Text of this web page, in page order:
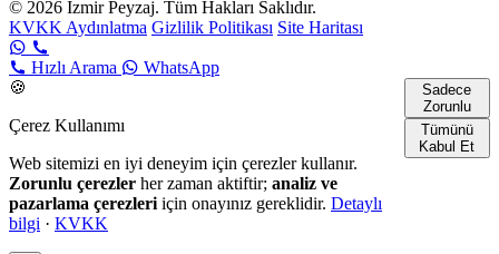
© 2026 İzmir Peyzaj. Tüm Hakları Saklıdır.
KVKK Aydınlatma Gizlilik Politikası Site Haritası
Hızlı Arama
WhatsApp
🍪
Çerez Kullanımı
Web sitemizi en iyi deneyim için çerezler kullanır.
Zorunlu çerezler her zaman aktiftir; analiz ve
pazarlama çerezleri için onayınız gereklidir. Detaylı
bilgi · KVKK
Sadece
Zorunlu
Tümünü
Kabul Et